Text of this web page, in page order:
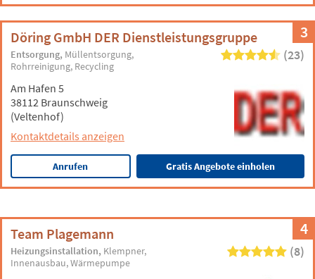
3
Döring GmbH DER Dienstleistungsgruppe
Entsorgung Müllentsorgung
Rohrreinigung Recycling
(23)
Am Hafen 5
38112 Braunschweig
(Veltenhof)
Kontaktdetails anzeigen
Anrufen Gratis Angebote einholen
4
Team Plagemann
Heizungsinstallation Klempner
Innenausbau Wärmepumpe
(8)